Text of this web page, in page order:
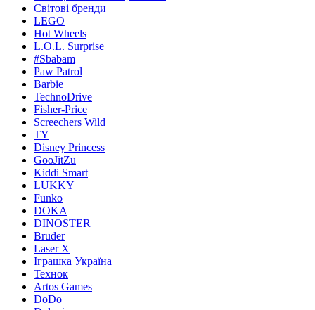
Світові бренди
LEGO
Hot Wheels
L.O.L. Surprise
#Sbabam
Paw Patrol
Barbie
TechnoDrive
Fisher-Price
Screechers Wild
TY
Disney Princess
GooJitZu
Kiddi Smart
LUKKY
Funko
DOKA
DINOSTER
Bruder
Laser X
Іграшка Україна
Технок
Artos Games
DoDo